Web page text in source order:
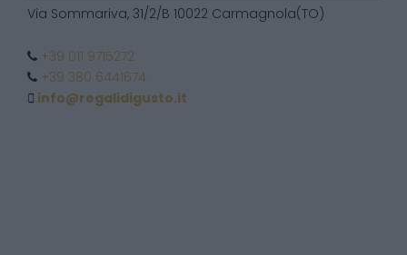
Via Sommariva, 31/2/B 10022 Carmagnola(TO)
+39 011 9715272
+39 380 6441674
info@regalidigusto.it